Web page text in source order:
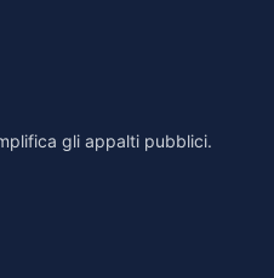
gli appalti pubblici.